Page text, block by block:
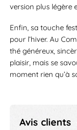
version plus légère
Enfin, sa touche
pour l’hiver. Au
thé généreux,
plaisir, mais se
moment rien qu’à
Avis clients